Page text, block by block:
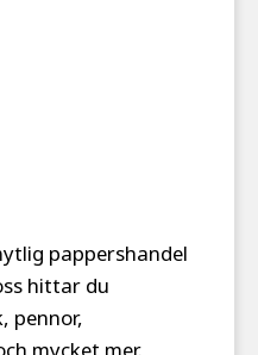
pappershandel
hittar du
pennor,